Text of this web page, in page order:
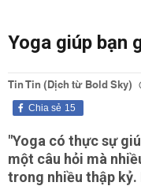
Yoga giúp bạn
Tin Tin (Dịch từ Bold Sky)
15
Chia sẻ
"Yoga có thực sự
một câu hỏi mà
trong nhiều thập